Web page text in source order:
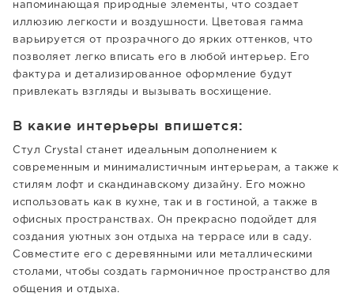
напоминающая природные элементы, что создает
иллюзию легкости и воздушности. Цветовая гамма
варьируется от прозрачного до ярких оттенков, что
позволяет легко вписать его в любой интерьер. Его
фактура и детализированное оформление будут
привлекать взгляды и вызывать восхищение.
В какие интерьеры впишется:
Стул Crystal станет идеальным дополнением к
современным и минималистичным интерьерам, а также к
стилям лофт и скандинавскому дизайну. Его можно
использовать как в кухне, так и в гостиной, а также в
офисных пространствах. Он прекрасно подойдет для
создания уютных зон отдыха на террасе или в саду.
Совместите его с деревянными или металлическими
столами, чтобы создать гармоничное пространство для
общения и отдыха.